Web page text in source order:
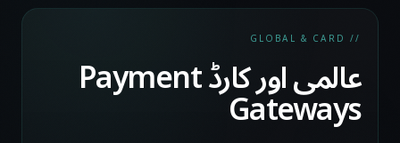
// GLOBAL & CARD
عالمی اور کارڈ Payment
Gateways